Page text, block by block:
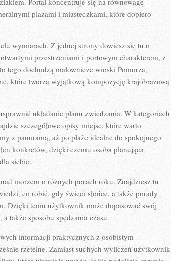
plażami i miasteczkami, które dopiero
wymiarach. Z jednej strony dowiesz się tu o
przestrzeniami i portowym charakterem, z
tego dochodzą malownicze wioski Pomorza,
które tworzą wyjątkową kompozycję krajobrazową
układanie planu zwiedzania. W kategoriach
szczegółowe opisy miejsc, które warto
z panoramą, aż po plaże idealne do spokojnego
konkretów, dzięki czemu osoba planująca
siebie.
morzem o różnych porach roku. Znajdziesz tu
co robić, gdy świeci słońce, a także porady
Dzięki temu użytkownik może dopasować swój
także sposobu spędzania czasu.
informacji praktycznych z osobistym
rzetelne. Zamiast suchych wyliczeń użytkownik